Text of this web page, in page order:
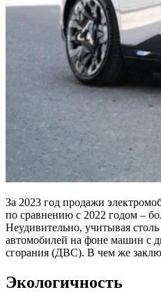
За 2023 год продажи
по сравнению с 2022 годом –
Неудивительно, учитывая
автомобилей на фоне машин с
сгорания (ДВС). В чем же
Экологичность